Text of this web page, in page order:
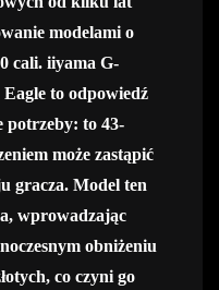
modelami o
cali. iiyama G-
to odpowiedź
potrzeby: to 43-
może zastąpić
gracza. Model ten
wprowadzając
obniżeniu
co czyni go